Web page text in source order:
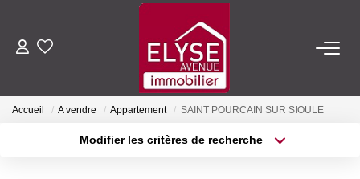
ACHETER
Accueil A vendre Appartement SAINT POURCAIN SUR SIOULE
Modifier les critères de recherche